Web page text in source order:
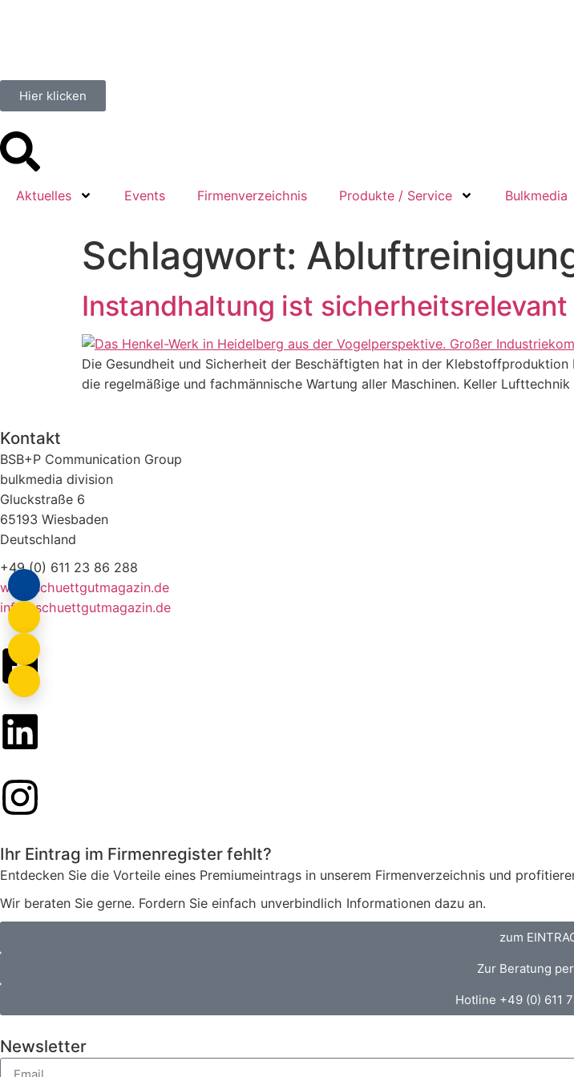
Hier klicken
Aktuelles Events Firmenverzeichnis Produkte / Service Bulkmedia
Schlagwort:
Instandhaltung ist sicherheitsrelevant
Die Gesundheit und Sicherheit der Beschäftigten hat in der
die regelmäßige und fachmännische Wartung aller Maschinen. Keller
Kontakt
BSB+P Communication Group
bulkmedia division
Gluckstraße 6
65193 Wiesbaden
Deutschland
+49 (0) 611 23 86 288
www.schuettgutmagazin.de
info@schuettgutmagazin.de
Ihr Eintrag im Firmenregister fehlt?
Entdecken Sie die Vorteile eines Premiumeintrags in unserem Firmenverzeichnis und
Wir beraten Sie gerne. Fordern Sie einfach unverbindlich Informationen dazu an.
zum
Zur Beratung
Hotline +49 (0) 611
Newsletter